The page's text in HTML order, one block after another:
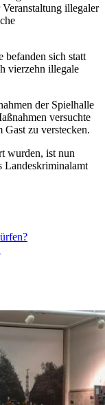
illegaler
befanden sich statt
vierzehn illegale
der Spielhalle
versuchte
zu verstecken.
wurden, ist nun
Landeskriminalamt